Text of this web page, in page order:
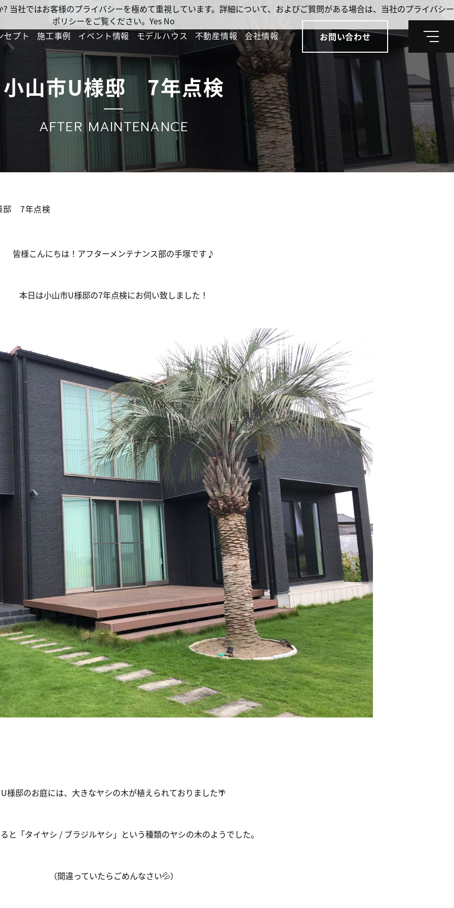
セプト 施工事例 イベント情報 モデルハウス 不動産情報 会社情報 お問い合わせ
メ
小山市U様邸 7年点検
AFTER MAINTENANCE
邸 7年点検
皆様こんにちは！アフターメンテナンス部の手塚です♪
本日は小山市U様邸の7年点検にお伺い致しました！
U様邸のお庭には、大きなヤシの木が植えられておりました🌴
と「タイヤシ / ブラジルヤシ」という種類のヤシの木のようでした。
（間違っていたらごめんなさい💦）
当社ではお客様のプライバシーを極めて重視しています。詳細について、およびご質問がある場合は、当社のプライバシー
ポリシーをご覧ください。 Yes No